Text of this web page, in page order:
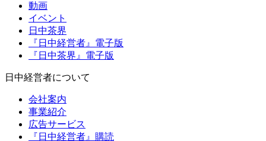
動画
イベント
日中茶界
『日中経営者』電子版
『日中茶界』電子版
日中経営者について
会社案内
事業紹介
広告サービス
『日中経営者』購読